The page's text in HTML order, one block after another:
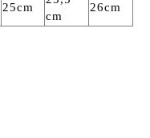
25cm
cm
26cm